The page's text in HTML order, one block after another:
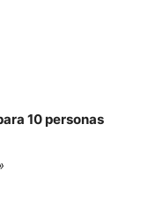
10 personas